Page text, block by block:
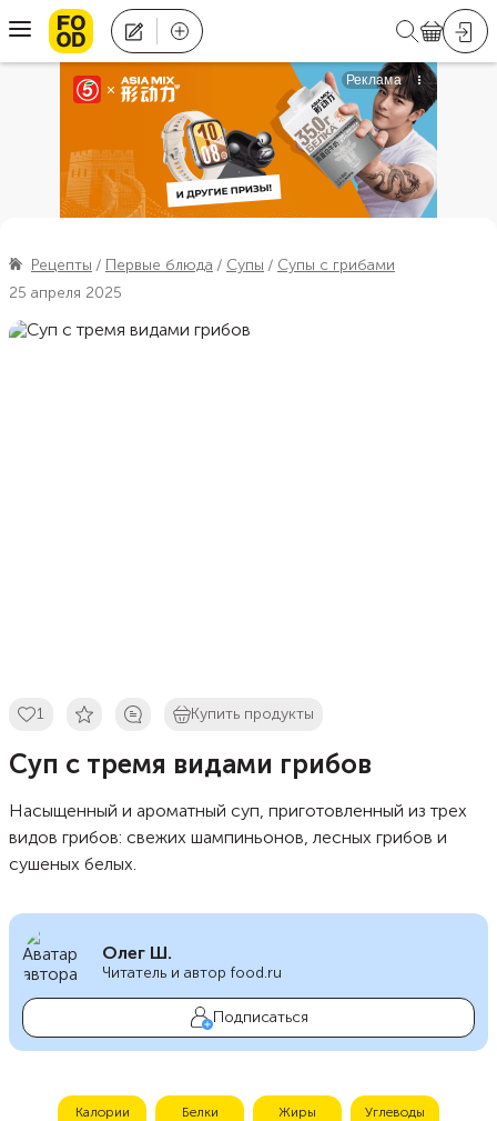
Рецепты Первые блюда Супы
Супы с грибами
25 апреля 2025
1 Купить продукты
Суп с тремя видами грибов
Насыщенный и ароматный суп, приготовленный из трех
видов грибов: свежих шампиньонов, лесных грибов и
сушеных белых.
Олег Ш.
Читатель и автор food.ru
Подписаться
Калории Белки Жиры Углеводы